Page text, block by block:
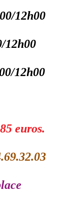
12h00
12h00
12h00
euros.